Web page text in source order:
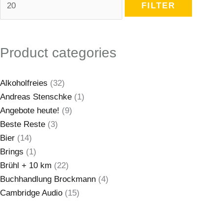
FILTER
Product categories
Alkoholfreies (32)
Andreas Stenschke (1)
Angebote heute! (9)
Beste Reste (3)
Bier (14)
Brings (1)
Brühl + 10 km (22)
Buchhandlung Brockmann (4)
Cambridge Audio (15)